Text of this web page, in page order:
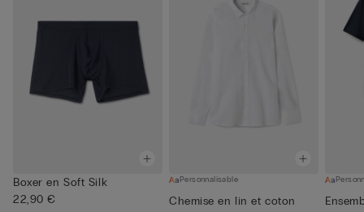
Boxer en Soft Silk
22,90 €
Personnalisable
Chemise en lin et coton